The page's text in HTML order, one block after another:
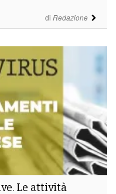
di Redazione
Le attività